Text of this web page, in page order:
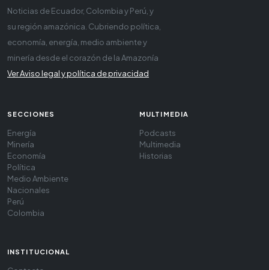
Noticias de Ecuador, Colombia y Perú, y
su región amazónica. Cubriendo política,
economía, energía, medio ambiente y
minería desde el corazón de la Amazonía
Ver Aviso legal y política de privacidad
SECCIONES
Energía
Minería
Economía
Política
Medio Ambiente
Nacionales
Perú
Colombia
MULTIMEDIA
Podcasts
Multimedia
Historias
INSTITUCIONAL